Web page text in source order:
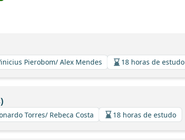
Pierobom/ Alex Mendes 18 horas de estudo
Torres/ Rebeca Costa 18 horas de estudo